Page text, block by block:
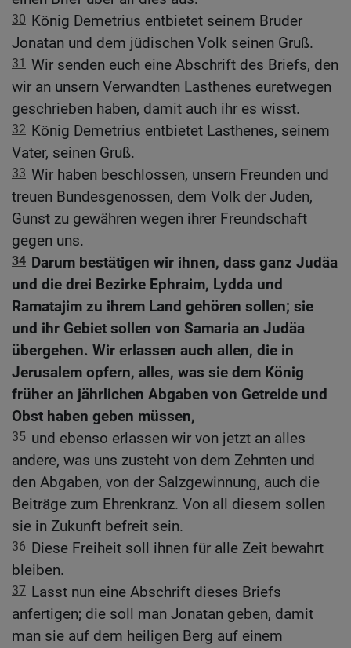
30 König Demetrius entbietet seinem Bruder
Jonatan und dem jüdischen Volk seinen Gruß.
31 Wir senden euch eine Abschrift des Briefs, den
wir an unsern Verwandten Lasthenes euretwegen
geschrieben haben, damit auch ihr es wisst.
32 König Demetrius entbietet Lasthenes, seinem
Vater, seinen Gruß.
33 Wir haben beschlossen, unsern Freunden und
treuen Bundesgenossen, dem Volk der Juden,
Gunst zu gewähren wegen ihrer Freundschaft
gegen uns.
34 Darum bestätigen wir ihnen, dass ganz Judäa
und die drei Bezirke Ephraim, Lydda und
Ramatajim zu ihrem Land gehören sollen; sie
und ihr Gebiet sollen von Samaria an Judäa
übergehen. Wir erlassen auch allen, die in
Jerusalem opfern, alles, was sie dem König
früher an jährlichen Abgaben von Getreide und
Obst haben geben müssen,
35 und ebenso erlassen wir von jetzt an alles
andere, was uns zusteht von dem Zehnten und
den Abgaben, von der Salzgewinnung, auch die
Beiträge zum Ehrenkranz. Von all diesem sollen
sie in Zukunft befreit sein.
36 Diese Freiheit soll ihnen für alle Zeit bewahrt
bleiben.
37 Lasst nun eine Abschrift dieses Briefs
anfertigen; die soll man Jonatan geben, damit
man sie auf dem heiligen Berg auf einem